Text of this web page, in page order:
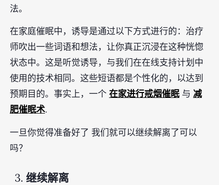
法。
在家庭催眠中，诱导是通过以下方式进行的：治疗
师吹出一些词语和想法，让你真正沉浸在这种恍惚
状态中。这是听觉诱导，与我们在在线支持计划中
使用的技术相同。这些短语都是个性化的，以达到
预期目的。事实上，一个 在家进行戒烟催眠与 减
肥催眠术.
一旦你觉得准备好了 我们就可以继续解离了可以
吗？
3. 继续解离